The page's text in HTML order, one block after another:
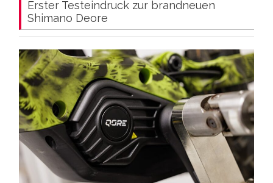
Erster Testeindruck zur brandneuen
Shimano Deore